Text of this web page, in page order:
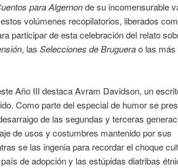
para Algernonde su incomensurable
volúmenes recopilatorios, liberados
participar de esta celebración del relato
, las Selecciones de Bruguerao las más
Año III destaca Avram Davidson, un
Como parte del especial de humor se
de las segundas y terceras
de usos y costumbres mantenido por sus
se las ingenia para recordar el choque
de adopción y las estúpidas diatribas